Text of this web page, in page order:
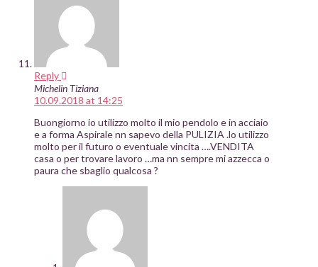
Reply
Michelin Tiziana
10.09.2018 at 14:25
Buongiorno io utilizzo molto il mio pendolo e in acciaio
e a forma Aspirale nn sapevo della PULIZIA .lo utilizzo
molto per il futuro o eventuale vincita ….VENDITA
casa o per trovare lavoro …ma nn sempre mi azzecca o
paura che sbaglio qualcosa ?